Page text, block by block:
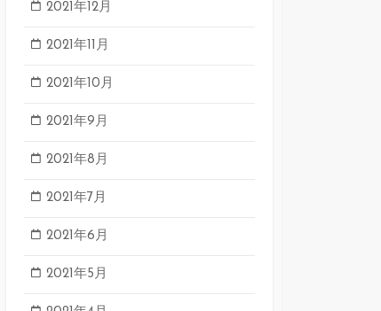
2021年12月
2021年11月
2021年10月
2021年9月
2021年8月
2021年7月
2021年6月
2021年5月